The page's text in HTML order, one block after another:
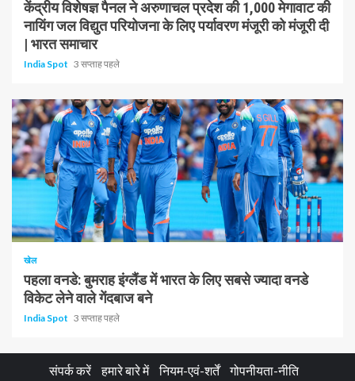
केंद्रीय विशेषज्ञ पैनल ने अरुणाचल प्रदेश की 1,000 मेगावाट की
नायिंग जल विद्युत परियोजना के लिए पर्यावरण मंजूरी को मंजूरी दी
| भारत समाचार
India Spot 3 सप्ताह पहले
1 न्यूनतम पढ़ा
खेल
पहला वनडे: बुमराह इंग्लैंड में भारत के लिए सबसे ज्यादा वनडे
विकेट लेने वाले गेंदबाज बने
India Spot 3 सप्ताह पहले
संपर्क करें हमारे बारे में नियम-एवं-शर्तें गोपनीयता-नीति